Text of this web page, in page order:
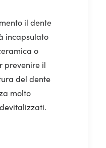
il dente
incapsulato
o
prevenire il
del dente
molto